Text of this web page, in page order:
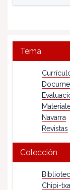
Tema
Navarra
Revistas
Colección
Chipi-